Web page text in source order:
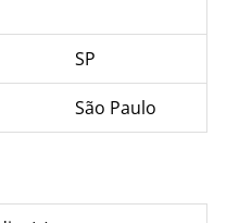
SP
São Paulo